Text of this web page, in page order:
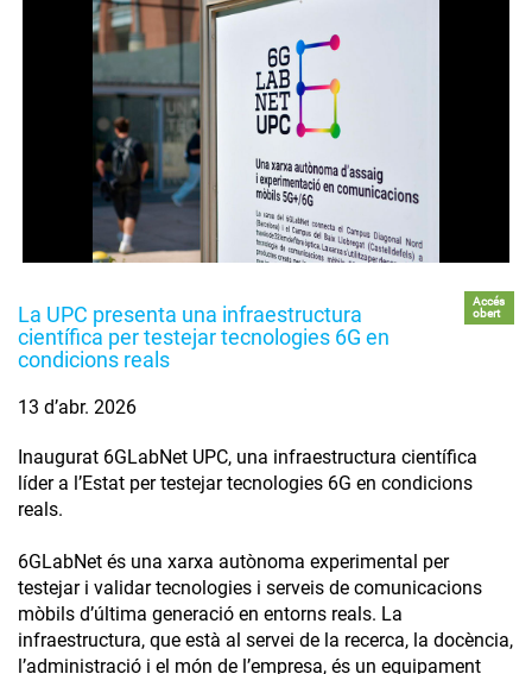
La UPC presenta una infraestructura
científica per testejar tecnologies 6G en
condicions reals
Accés
obert
13 d’abr. 2026
Inaugurat 6GLabNet UPC, una infraestructura científica
líder a l’Estat per testejar tecnologies 6G en condicions
reals.
6GLabNet és una xarxa autònoma experimental per
testejar i validar tecnologies i serveis de comunicacions
mòbils d’última generació en entorns reals. La
infraestructura, que està al servei de la recerca, la docència,
l’administració i el món de l’empresa, és un equipament